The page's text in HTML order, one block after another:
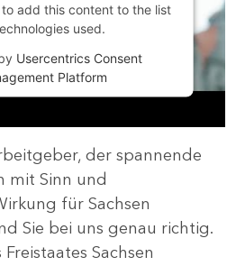
add this content to the list
used.
Usercentrics Consent
Platform
der spannende
mit Sinn und
für Sachsen
Sie bei uns genau richtig.
Sachsen